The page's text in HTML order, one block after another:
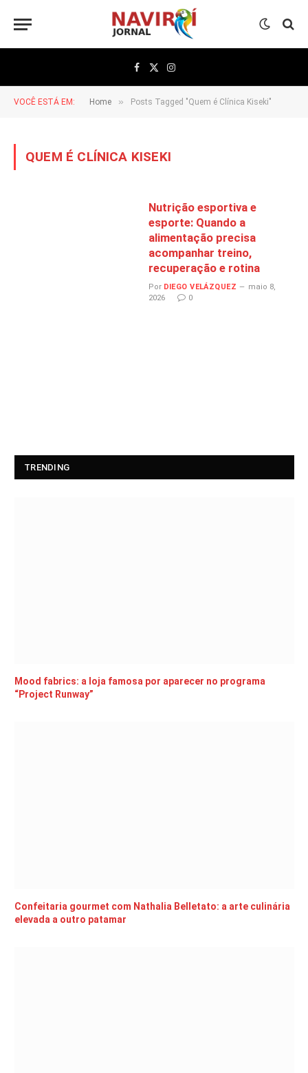
Facebook
X
(Twitter)
Instagram
VOCÊ ESTÁ EM: Home » Posts Tagged "Quem é Clínica Kiseki"
QUEM É CLÍNICA KISEKI
Nutrição esportiva e
esporte: Quando a
alimentação precisa
acompanhar treino,
recuperação e rotina
Por DIEGO VELÁZQUEZ
maio 8,
2026
0
TRENDING
Mood fabrics: a loja famosa por aparecer no programa
“Project Runway”
Confeitaria gourmet com Nathalia Belletato: a arte culinária
elevada a outro patamar